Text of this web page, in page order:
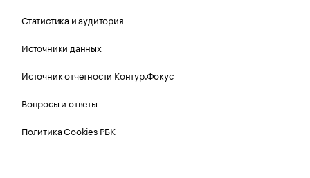
Статистика и аудитория
Источники данных
Источник отчетности Контур.Фокус
Вопросы и ответы
Политика Cookies РБК